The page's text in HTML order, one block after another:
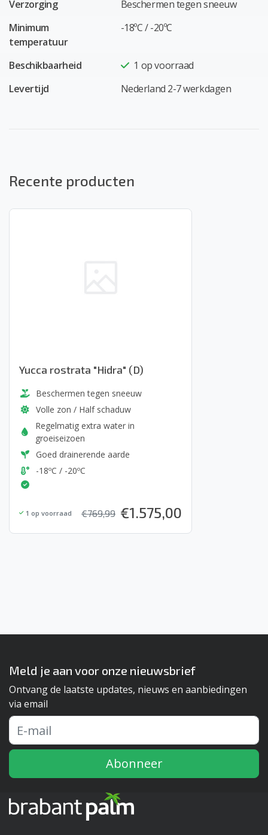
Verzorging
Beschermen tegen sneeuw
Minimum
temperatuur
-18ºC / -20ºC
Beschikbaarheid 1 op voorraad
Levertijd
Nederland 2-7 werkdagen
Recente producten
Yucca rostrata "Hidra" (D)
Beschermen tegen sneeuw
Volle zon / Half schaduw
Regelmatig extra water in
groeiseizoen
Goed drainerende aarde
-18ºC / -20ºC
1 op voorraad €769,99 €1.575,00
Meld je aan voor onze nieuwsbrief
Ontvang de laatste updates, nieuws en aanbiedingen
via email
Abonneer